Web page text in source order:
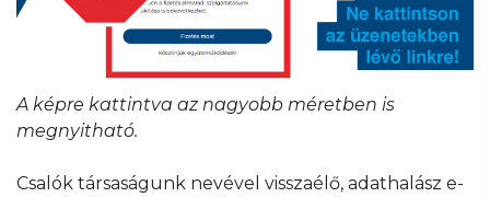
A képre kattintva az nagyobb méretben is
megnyitható.
Csalók társaságunk nevével visszaélő, adathalász e-